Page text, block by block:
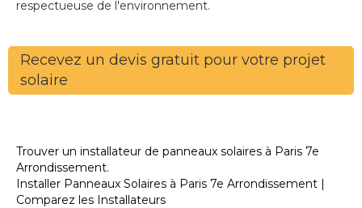
respectueuse de l'environnement.
Recevez un devis gratuit pour votre projet
solaire
Trouver un installateur de panneaux solaires à Paris 7e
Arrondissement.
Installer Panneaux Solaires à Paris 7e Arrondissement |
Comparez les Installateurs